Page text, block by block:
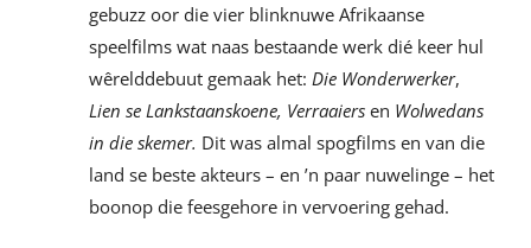
gebuzz oor die vier blinknuwe Afrikaanse
speelfilms wat naas bestaande werk dié keer hul
wêrelddebuut gemaak het: Die Wonderwerker,
Lien se Lankstaanskoene, Verraaiers en Wolwedans
in die skemer. Dit was almal spogfilms en van die
land se beste akteurs – en ’n paar nuwelinge – het
boonop die feesgehore in vervoering gehad.